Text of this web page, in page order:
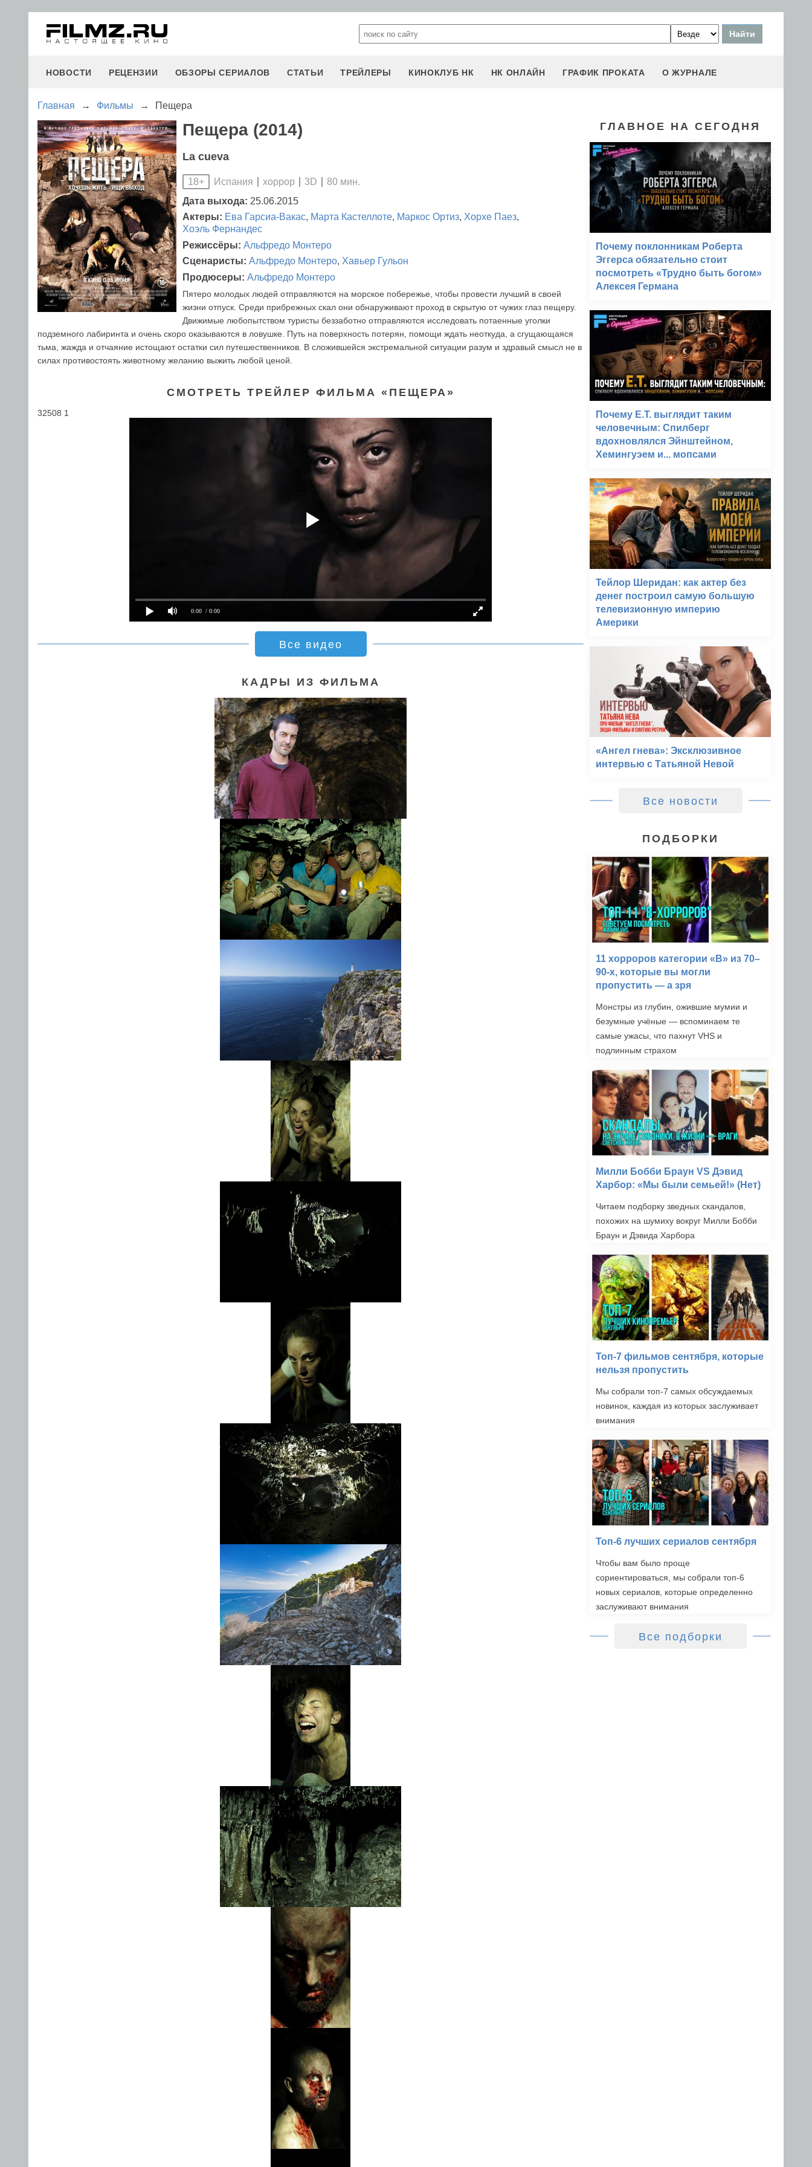
НОВОСТИ РЕЦЕНЗИИ ОБЗОРЫ СЕРИАЛОВ СТАТЬИ ТРЕЙЛЕРЫ КИНОКЛУБ НК НК ОНЛАЙН ГРАФИК ПРОКАТА О ЖУРНАЛЕ
Главная → Фильмы → Пещера
Пещера (2014)
La cueva
18+ Испания хоррор 3D
80 мин.
Дата выхода: 25.06.2015
Актеры: Ева Гарсиа-Вакас, Марта Кастеллоте, Маркос Ортиз, Хорхе Паез,
Хоэль Фернандес
Режиссёры: Альфредо Монтеро
Сценаристы: Альфредо Монтеро, Хавьер Гульон
Продюсеры: Альфредо Монтеро
Пятеро молодых людей отправляются на морское побережье, чтобы провести лучший в своей
жизни отпуск. Среди прибрежных скал они обнаруживают проход в скрытую от чужих глаз пещеру.
Движимые любопытством туристы беззаботно отправляются исследовать потаенные уголки
подземного лабиринта и очень скоро оказываются в ловушке. Путь на поверхность потерян, помощи ждать неоткуда, а сгущающаяся
тьма, жажда и отчаяние истощают остатки сил путешественников. В сложившейся экстремальной ситуации разум и здравый смысл не в
силах противостоять животному желанию выжить любой ценой.
СМОТРЕТЬ ТРЕЙЛЕР ФИЛЬМА «ПЕЩЕРА»
32508 1
0:00 / 0:00
Все видео
КАДРЫ ИЗ ФИЛЬМА
ГЛАВНОЕ НА СЕГОДНЯ
Почему поклонникам Роберта
Эггерса обязательно стоит
посмотреть «Трудно быть богом»
Алексея Германа
Почему E.T. выглядит таким
человечным: Спилберг
вдохновлялся Эйнштейном,
Хемингуэем и... мопсами
Тейлор Шеридан: как актер без
денег построил самую большую
телевизионную империю
Америки
«Ангел гнева»: Эксклюзивное
интервью с Татьяной Невой
Все новости
ПОДБОРКИ
11 хорроров категории «B» из 70–
90-х, которые вы могли
пропустить — а зря
Монстры из глубин, ожившие мумии и
безумные учёные — вспоминаем те
самые ужасы, что пахнут VHS и
подлинным страхом
Милли Бобби Браун VS Дэвид
Харбор: «Мы были семьей!» (Нет)
Читаем подборку зведных скандалов,
похожих на шумиху вокруг Милли Бобби
Браун и Дэвида Харбора
Топ-7 фильмов сентября, которые
нельзя пропустить
Мы собрали топ-7 самых обсуждаемых
новинок, каждая из которых заслуживает
внимания
Топ-6 лучших сериалов сентября
Чтобы вам было проще
сориентироваться, мы собрали топ-6
новых сериалов, которые определенно
заслуживают внимания
Все подборки